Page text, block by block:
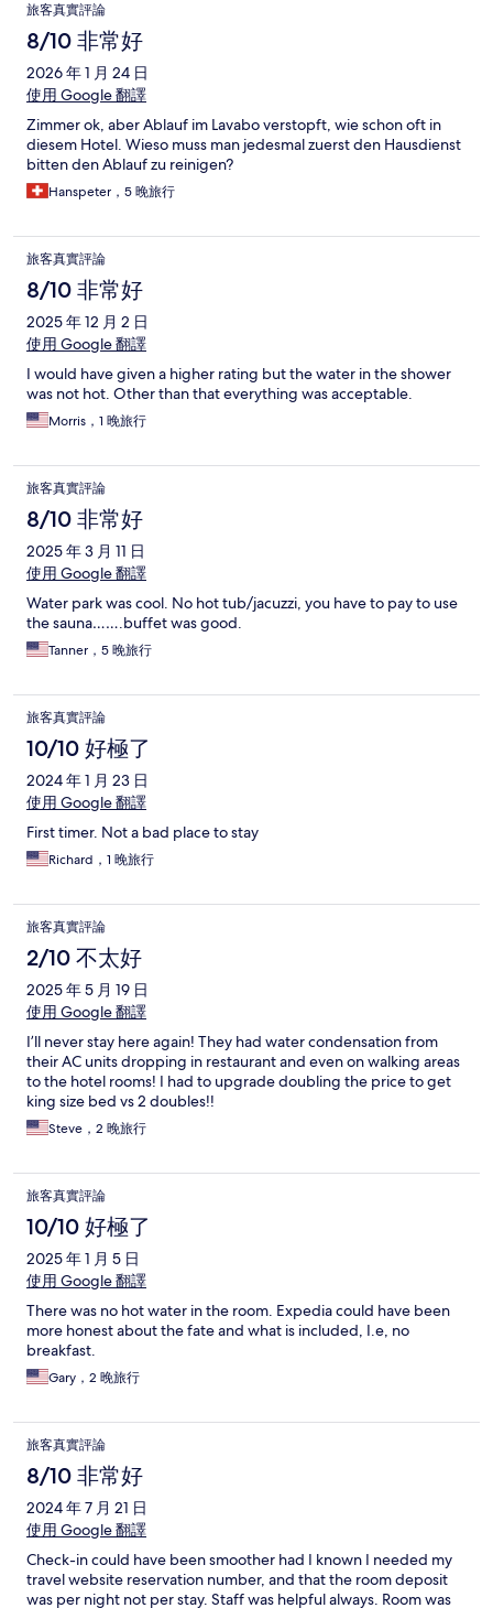
旅客真實評論
8/10 非常好
2026 年 1 月 24 日
使用 Google 翻譯
Zimmer ok, aber Ablauf im Lavabo verstopft, wie schon oft in
diesem Hotel. Wieso muss man jedesmal zuerst den Hausdienst
bitten den Ablauf zu reinigen?
Hanspeter，5 晚旅行
旅客真實評論
8/10 非常好
2025 年 12 月 2 日
使用 Google 翻譯
I would have given a higher rating but the water in the shower
was not hot. Other than that everything was acceptable.
Morris，1 晚旅行
旅客真實評論
8/10 非常好
2025 年 3 月 11 日
使用 Google 翻譯
Water park was cool. No hot tub/jacuzzi, you have to pay to use
the sauna…….buffet was good.
Tanner，5 晚旅行
旅客真實評論
10/10 好極了
2024 年 1 月 23 日
使用 Google 翻譯
First timer. Not a bad place to stay
Richard，1 晚旅行
旅客真實評論
2/10 不太好
2025 年 5 月 19 日
使用 Google 翻譯
I’ll never stay here again! They had water condensation from
their AC units dropping in restaurant and even on walking areas
to the hotel rooms! I had to upgrade doubling the price to get
king size bed vs 2 doubles!!
Steve，2 晚旅行
旅客真實評論
10/10 好極了
2025 年 1 月 5 日
使用 Google 翻譯
There was no hot water in the room. Expedia could have been
more honest about the fate and what is included, I.e, no
breakfast.
Gary，2 晚旅行
旅客真實評論
8/10 非常好
2024 年 7 月 21 日
使用 Google 翻譯
Check-in could have been smoother had I known I needed my
travel website reservation number, and that the room deposit
was per night not per stay. Staff was helpful always. Room was